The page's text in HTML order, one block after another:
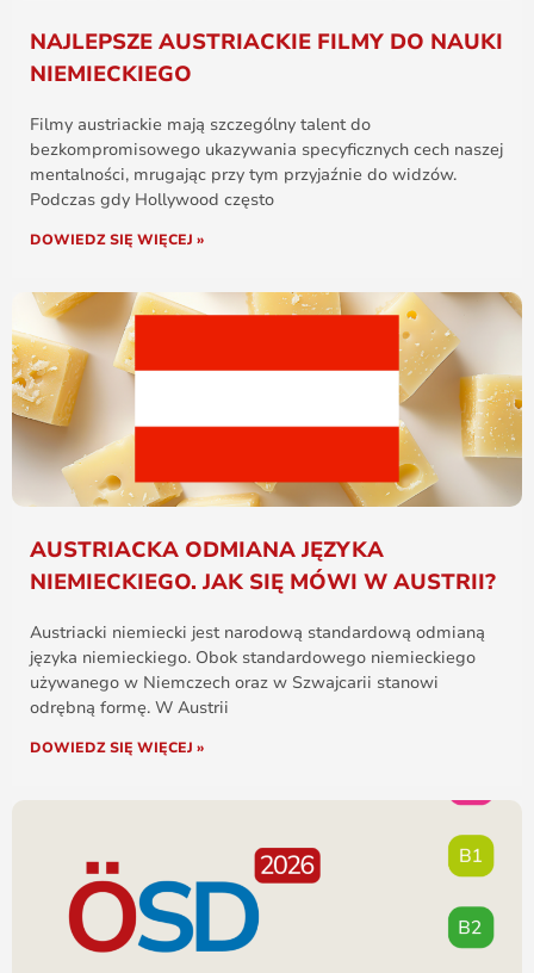
NAJLEPSZE AUSTRIACKIE FILMY DO NAUKI
NIEMIECKIEGO
Filmy austriackie mają szczególny talent do
bezkompromisowego ukazywania specyficznych cech naszej
mentalności, mrugając przy tym przyjaźnie do widzów.
Podczas gdy Hollywood często
DOWIEDZ SIĘ WIĘCEJ »
AUSTRIACKA ODMIANA JĘZYKA
NIEMIECKIEGO. JAK SIĘ MÓWI W AUSTRII?
Austriacki niemiecki jest narodową standardową odmianą
języka niemieckiego. Obok standardowego niemieckiego
używanego w Niemczech oraz w Szwajcarii stanowi
odrębną formę. W Austrii
DOWIEDZ SIĘ WIĘCEJ »